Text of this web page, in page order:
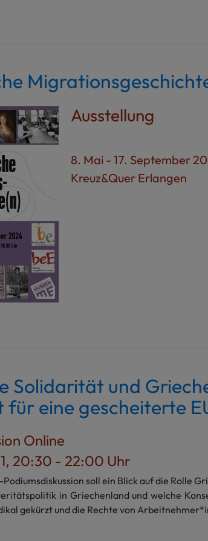
Ausstellung
8. Mai - 17. September
Kreuz&Quer Erlangen
Solidarität und
für eine gescheiterte
Online
20:30 - 22:00 Uhr
soll ein Blick auf die Rolle
in Griechenland und welche
gekürzt und die Rechte von